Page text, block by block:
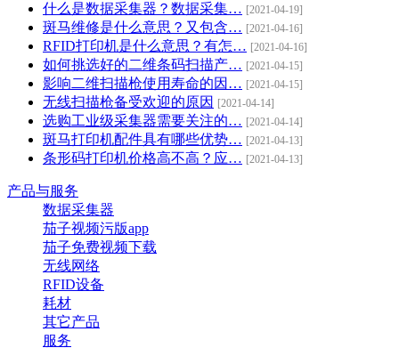
什么是数据采集器？数据采集… [2021-04-19]
斑马维修是什么意思？又包含… [2021-04-16]
RFID打印机是什么意思？有怎… [2021-04-16]
如何挑选好的二维条码扫描产… [2021-04-15]
影响二维扫描枪使用寿命的因… [2021-04-15]
无线扫描枪备受欢迎的原因 [2021-04-14]
选购工业级采集器需要关注的… [2021-04-14]
斑马打印机配件具有哪些优势… [2021-04-13]
条形码打印机价格高不高？应… [2021-04-13]
产品与服务
数据采集器
茄子视频污版app
茄子免费视频下载
无线网络
RFID设备
耗材
其它产品
服务